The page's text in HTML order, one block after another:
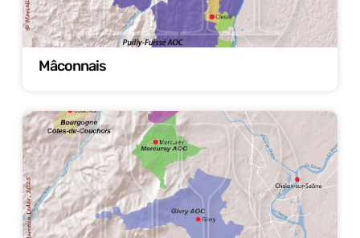
Mâconnais